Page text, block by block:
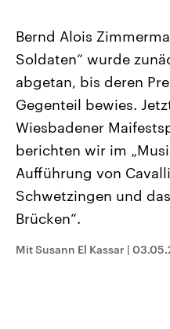
Landtagswahl Sachsen-
2026
Alle Informationen
Sachsen-Anhalt wählt am 6.
September 2026 einen
Landtag. Seit 2021 wird das
Bundesland von einer
Umfragen, Prognosen,
Wahlprogramme, aktuelle
und Hintergründe zu den
und Kandidaten der
Wahl.
Sendungen Programm
Bernd Alois
Soldaten“ wurde
abgetan, bis deren
Gegenteil bewies.
Wiesbadener
berichten wir im
Aufführung von
Schwetzingen und
Brücken“.
Mit Susann El Kassar |